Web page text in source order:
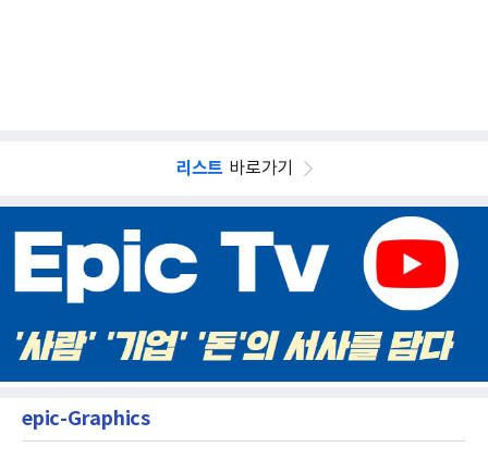
리스트 바로가기
epic-Graphics